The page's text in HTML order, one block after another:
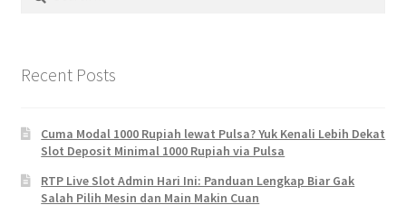
Recent Posts
Cuma Modal 1000 Rupiah lewat Pulsa? Yuk Kenali Lebih Dekat
Slot Deposit Minimal 1000 Rupiah via Pulsa
RTP Live Slot Admin Hari Ini: Panduan Lengkap Biar Gak
Salah Pilih Mesin dan Main Makin Cuan